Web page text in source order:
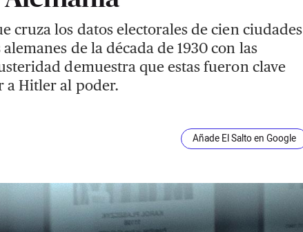
cruza los datos electorales de cien ciudades
de la década de 1930 con las
demuestra que estas fueron clave
a Hitler al poder.
Añade El Salto en Google